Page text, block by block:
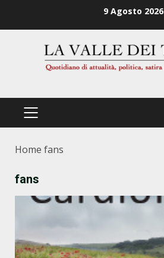
9 Agosto 2026
PRIMÄRES
Home fans
fans